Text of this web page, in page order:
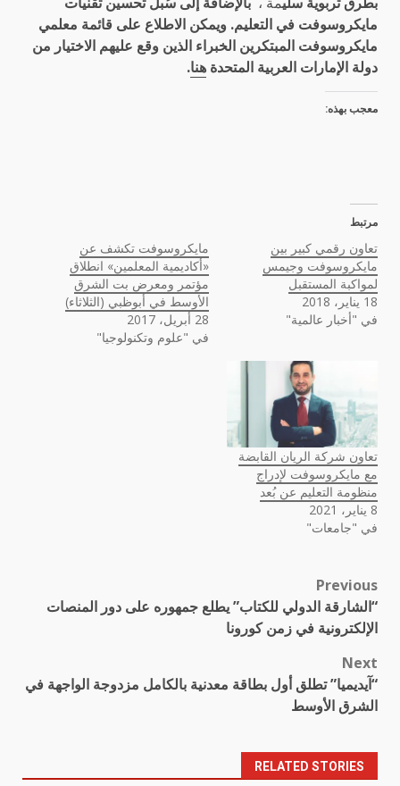
مايكروسوفت في التعليم. ويمكن الاطلاع على قائمة معلمي
مايكروسوفت المبتكرين الخبراء الذين وقع عليهم الاختيار من
دولة الإمارات العربية المتحدة هنا.
معجب بهذه:
مرتبط
تعاون رقمي كبير بين
مايكروسوفت وجيمس
لمواكبة المستقبل
18 يناير، 2018
في "أخبار عالمية"
مايكروسوفت تكشف عن
«أكاديمية المعلمين» انطلاق
مؤتمر ومعرض بت الشرق
الأوسط في أبوظبي (الثلاثاء)
28 أبريل، 2017
في "علوم وتكنولوجيا"
تعاون شركة الريان القابضة
مع مايكروسوفت لإدراج
منظومة التعليم عن بُعد
8 يناير، 2021
في "جامعات"
Post
navigation
Previous
“الشارقة الدولي للكتاب” يطلع جمهوره على دور المنصات
الإلكترونية في زمن كورونا
Next
“آيديميا” تطلق أول بطاقة معدنية بالكامل مزدوجة الواجهة في
الشرق الأوسط
RELATED STORIES